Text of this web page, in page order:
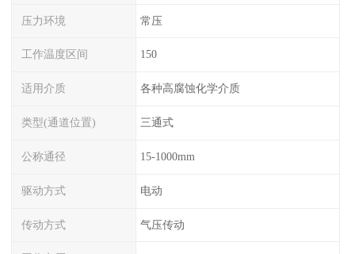
压力环境 常压
工作温度区间 150
适用介质 各种高腐蚀化学介质
类型(通道位置) 三通式
公称通径 15-1000mm
驱动方式 电动
传动方式 气压传动